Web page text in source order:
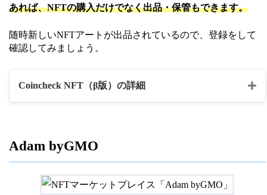
あれば、NFTの購入だけでなく出品・保管もできます。
随時新しいNFTアートが出品されているので、登録をして
確認してみましょう。
Coincheck NFT（β版）の詳細
名
コンテンツの種類
・ゲーム内アイテム
Adam byGMO